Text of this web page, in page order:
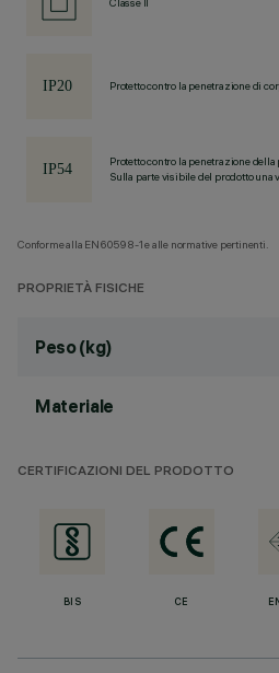
Protetto contro la penetrazione di
Protetto contro la penetrazione
Sulla parte visibile del prodotto una
Conforme alla EN60598-1 e alle normative pertinenti.
PROPRIETÀ FISICHE
Peso (kg)
Materiale
CERTIFICAZIONI DEL PRODOTTO
BIS CE